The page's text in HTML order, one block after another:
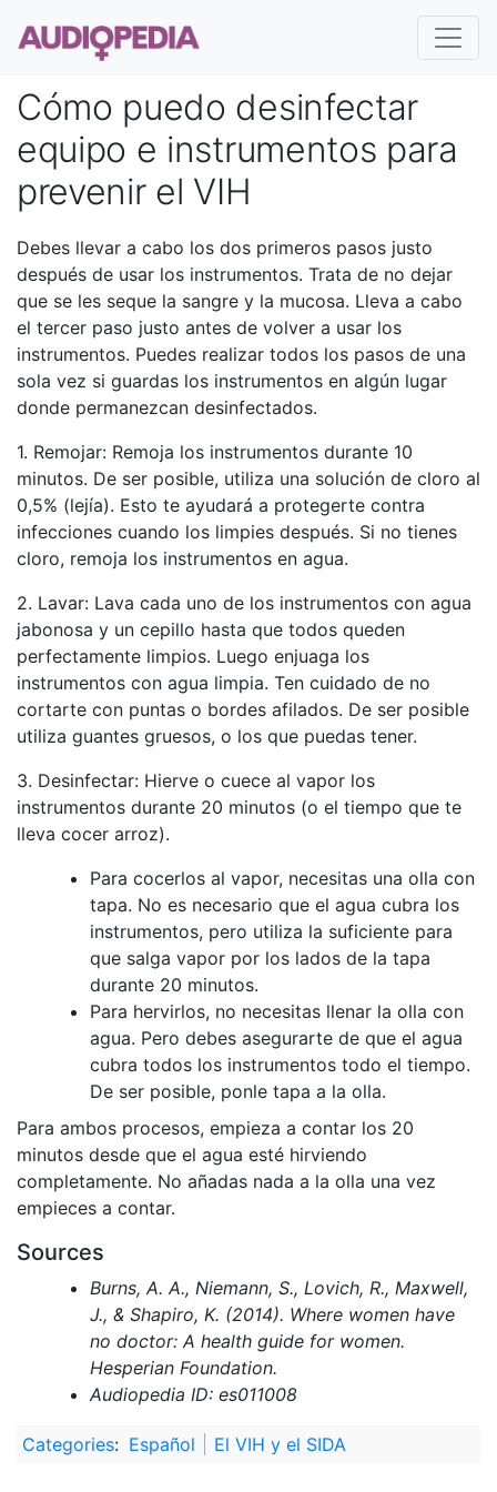
Cómo puedo desinfectar
equipo e instrumentos para
prevenir el VIH
Debes llevar a cabo los dos primeros pasos justo
después de usar los instrumentos. Trata de no dejar
que se les seque la sangre y la mucosa. Lleva a cabo
el tercer paso justo antes de volver a usar los
instrumentos. Puedes realizar todos los pasos de una
sola vez si guardas los instrumentos en algún lugar
donde permanezcan desinfectados.
1. Remojar: Remoja los instrumentos durante 10
minutos. De ser posible, utiliza una solución de cloro al
0,5% (lejía). Esto te ayudará a protegerte contra
infecciones cuando los limpies después. Si no tienes
cloro, remoja los instrumentos en agua.
2. Lavar: Lava cada uno de los instrumentos con agua
jabonosa y un cepillo hasta que todos queden
perfectamente limpios. Luego enjuaga los
instrumentos con agua limpia. Ten cuidado de no
cortarte con puntas o bordes afilados. De ser posible
utiliza guantes gruesos, o los que puedas tener.
3. Desinfectar: Hierve o cuece al vapor los
instrumentos durante 20 minutos (o el tiempo que te
lleva cocer arroz).
Para cocerlos al vapor, necesitas una olla con
tapa. No es necesario que el agua cubra los
instrumentos, pero utiliza la suficiente para
que salga vapor por los lados de la tapa
durante 20 minutos.
Para hervirlos, no necesitas llenar la olla con
agua. Pero debes asegurarte de que el agua
cubra todos los instrumentos todo el tiempo.
De ser posible, ponle tapa a la olla.
Para ambos procesos, empieza a contar los 20
minutos desde que el agua esté hirviendo
completamente. No añadas nada a la olla una vez
empieces a contar.
Sources
Burns, A. A., Niemann, S., Lovich, R., Maxwell,
J., & Shapiro, K. (2014). Where women have
no doctor: A health guide for women.
Hesperian Foundation.
Audiopedia ID: es011008
Categories: Español El VIH y el SIDA